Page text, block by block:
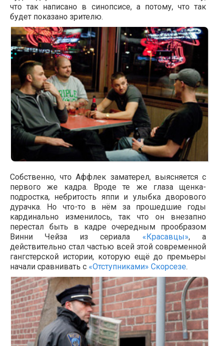
что так написано в синопсисе, а потому, что так
будет показано зрителю.
Собственно, что Аффлек заматерел, выясняется с
первого же кадра. Вроде те же глаза щенка-
подростка, небритость яппи и улыбка дворового
дурачка. Но что-то в нём за прошедшие годы
кардинально изменилось, так что он внезапно
перестал быть в кадре очередным прообразом
Винни Чейза из сериала «Красавцы», а
действительно стал частью всей этой современной
гангстерской истории, которую ещё до премьеры
начали сравнивать с «Отступниками» Скорсезе.